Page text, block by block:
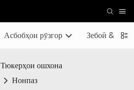
Асбобҳои рӯзгор Зебоӣ &
Тюкерҳои ошхона
Нонпаз